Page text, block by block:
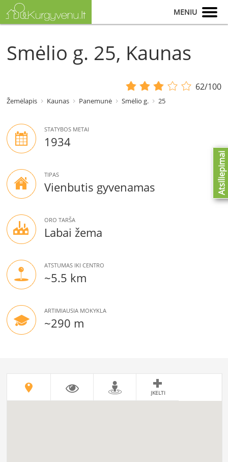
MENIU
Smėlio g. 25, Kaunas
62/100
Žemėlapis Kaunas Panemunė Smėlio g. 25
STATYBOS METAI
1934
TIPAS
Vienbutis gyvenamas
ORO TARŠA
Labai žema
ATSTUMAS IKI CENTRO
~5.5 km
ARTIMIAUSIA MOKYKLA
~290 m
ĮKELTI
Atsiliepimai